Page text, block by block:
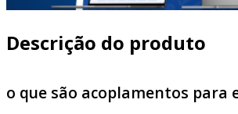
Descrição do produto
o que são acoplamentos para